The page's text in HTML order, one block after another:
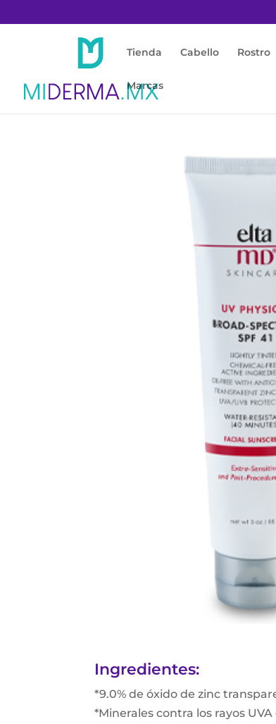
Tienda Cabello Rostro
Marcas
Ingredientes:
*9.0% de óxido de zinc
*Minerales contra los rayos